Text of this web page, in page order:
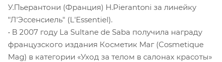
У.Пьерантони (Франция) H.Pierantoni за линейку
"Л'Эссенсиель" (L'Essentiel).
• В 2007 году La Sultane de Saba получила награду
французского издания Косметик Маг (Cosmetique
Mag) в категории «Уход за телом в салонах красоты»